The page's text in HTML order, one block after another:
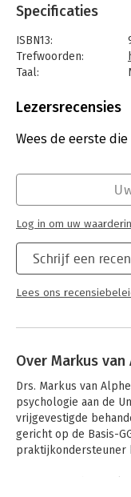
Het boek is vanuit de
wetenschappelijke
onderzoek toegepast
Alphen beschrijft in
stappen van het
systematisch
Dit boek is in
uitmaakt van het
middel van een
beeld van hoe
- Inhoudelijk
- Meer nadruk op de
- Uitbreiding van de
begrippentrainer en
'Diagnostische
voor psychosociale
Specificaties
ISBN13:
Trefwoorden:
Taal:
Aantal pagina's:
Druk:
Lezersrecensies
Wees de eerste
Schrijf een
Lees ons
Log in om uw
Over Markus van
Drs. Markus van
psychologie aan de
vrijgevestigde
gericht op de Basis-
praktijkondersteuner